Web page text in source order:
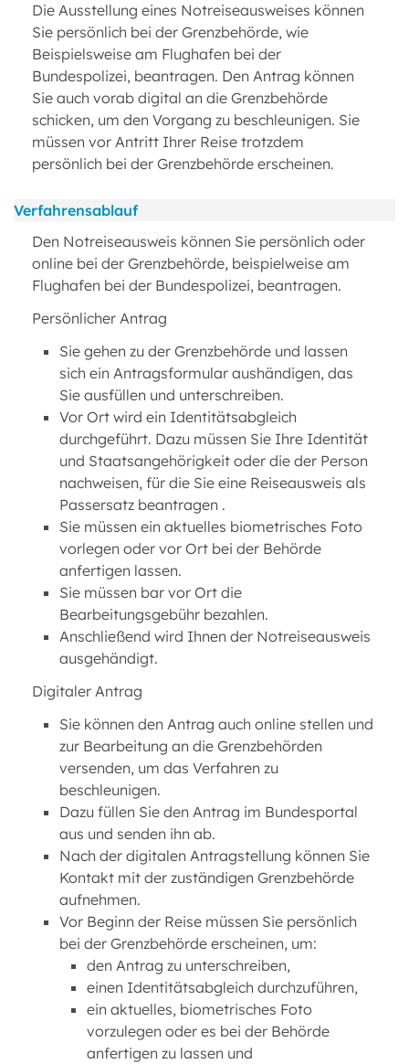
Die Ausstellung eines Notreiseausweises können
Sie persönlich bei der Grenzbehörde, wie
Beispielsweise am Flughafen bei der
Bundespolizei, beantragen. Den Antrag können
Sie auch vorab digital an die Grenzbehörde
schicken, um den Vorgang zu beschleunigen. Sie
müssen vor Antritt Ihrer Reise trotzdem
persönlich bei der Grenzbehörde erscheinen.
Verfahrensablauf
Den Notreiseausweis können Sie persönlich oder
online bei der Grenzbehörde, beispielweise am
Flughafen bei der Bundespolizei, beantragen.
Persönlicher Antrag
Sie gehen zu der Grenzbehörde und lassen
sich ein Antragsformular aushändigen, das
Sie ausfüllen und unterschreiben.
Vor Ort wird ein Identitätsabgleich
durchgeführt. Dazu müssen Sie Ihre Identität
und Staatsangehörigkeit oder die der Person
nachweisen, für die Sie eine Reiseausweis als
Passersatz beantragen .
Sie müssen ein aktuelles biometrisches Foto
vorlegen oder vor Ort bei der Behörde
anfertigen lassen.
Sie müssen bar vor Ort die
Bearbeitungsgebühr bezahlen.
Anschließend wird Ihnen der Notreiseausweis
ausgehändigt.
Digitaler Antrag
Sie können den Antrag auch online stellen und
zur Bearbeitung an die Grenzbehörden
versenden, um das Verfahren zu
beschleunigen.
Dazu füllen Sie den Antrag im Bundesportal
aus und senden ihn ab.
Nach der digitalen Antragstellung können Sie
Kontakt mit der zuständigen Grenzbehörde
aufnehmen.
Vor Beginn der Reise müssen Sie persönlich
bei der Grenzbehörde erscheinen, um:
den Antrag zu unterschreiben,
einen Identitätsabgleich durchzuführen,
ein aktuelles, biometrisches Foto
vorzulegen oder es bei der Behörde
anfertigen zu lassen und